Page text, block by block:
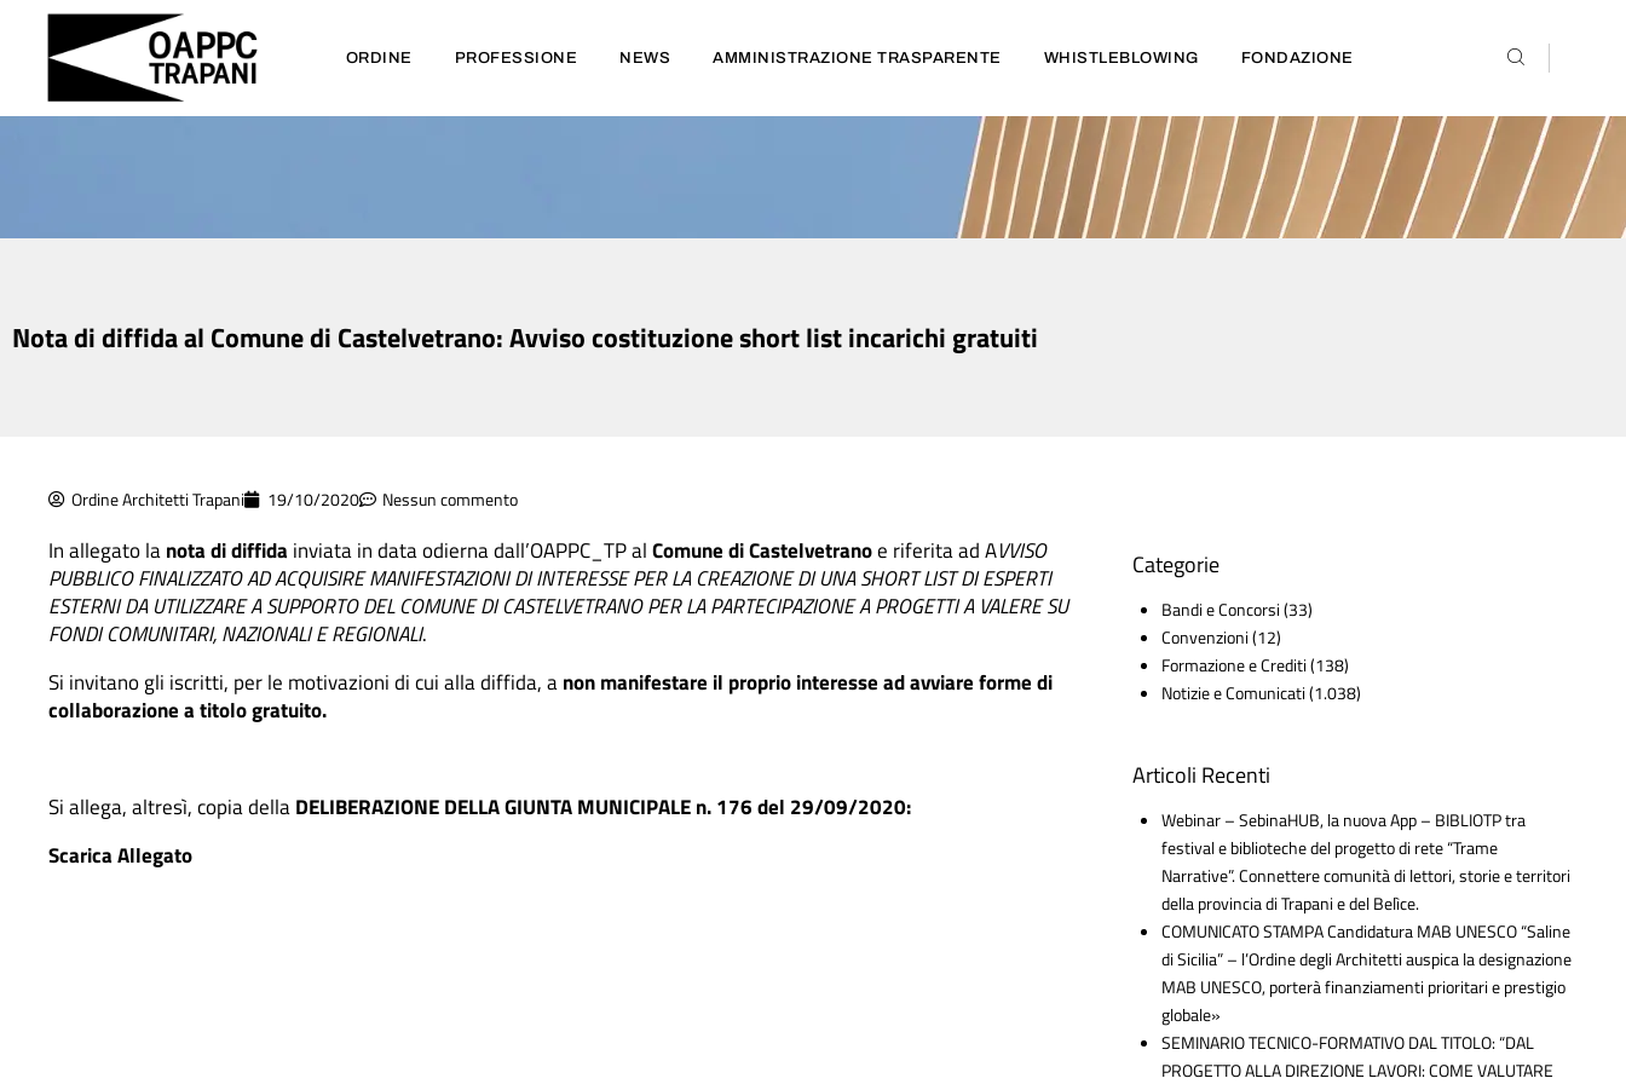
ORDINE PROFESSIONE NEWS AMMINISTRAZIONE TRASPARENTE WHISTLEBLOWING FONDAZIONE
Nota di diffida al Comune di Castelvetrano: Avviso costituzione short list incarichi gratuiti
Ordine Architetti Trapani 19/10/2020 Nessun commento
In allegato lanota di diffida inviata in data odierna dall’OAPPC_TP alComune di Castelvetranoe riferita ad AVVISO
PUBBLICO FINALIZZATO AD ACQUISIRE MANIFESTAZIONI DI INTERESSE PER LA CREAZIONE DI UNA SHORT LIST DI ESPERTI
ESTERNI DA UTILIZZARE A SUPPORTO DEL COMUNE DI CASTELVETRANO PER LA PARTECIPAZIONE A PROGETTI A VALERE SU
FONDI COMUNITARI, NAZIONALI E REGIONALI.
Si invitano gli iscritti, per le motivazioni di cui alla diffida, anon manifestare il proprio interesse ad avviare forme di
collaborazione a titolo gratuito.
Si allega, altresì, copia dellaDELIBERAZIONE DELLA GIUNTA MUNICIPALE n. 176 del 29/09/2020:
Scarica Allegato
Categorie
Bandi e Concorsi(33)
Convenzioni(12)
Formazione e Crediti(138)
Notizie e Comunicati(1.038)
Articoli Recenti
Webinar – SebinaHUB, la nuova App – BIBLIOTP tra
festival e biblioteche del progetto di rete “Trame
Narrative”. Connettere comunità di lettori, storie e territori
della provincia di Trapani e del Belìce.
COMUNICATO STAMPA Candidatura MAB UNESCO “Saline
di Sicilia” – l’Ordine degli Architetti auspica la designazione
MAB UNESCO, porterà finanziamenti prioritari e prestigio
globale»
SEMINARIO TECNICO-FORMATIVO DAL TITOLO: “DAL
PROGETTO ALLA DIREZIONE LAVORI: COME VALUTARE